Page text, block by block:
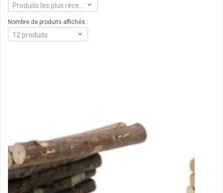
Nombre de produits affichés :
12 produits